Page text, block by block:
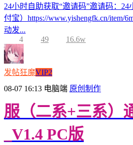
24小时自助获取“邀请码”邀请码：
付宝）https://www.yishengfk.cn/item/
动发...
4
49 16.6w
发帖狂魔VIP2
08-07 16:13 电脑端 原创制作
服（二系+三系）
_V1.4 PC版